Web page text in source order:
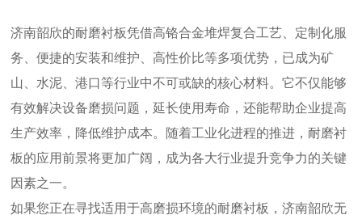
济南韶欣的耐磨衬板凭借高铬合金堆焊复合工艺、定制化服
务、便捷的安装和维护、高性价比等多项优势，已成为矿
山、水泥、港口等行业中不可或缺的核心材料。它不仅能够
有效解决设备磨损问题，延长使用寿命，还能帮助企业提高
生产效率，降低维护成本。随着工业化进程的推进，耐磨衬
板的应用前景将更加广阔，成为各大行业提升竞争力的关键
因素之一。
如果您正在寻找适用于高磨损环境的耐磨衬板，济南韶欣无